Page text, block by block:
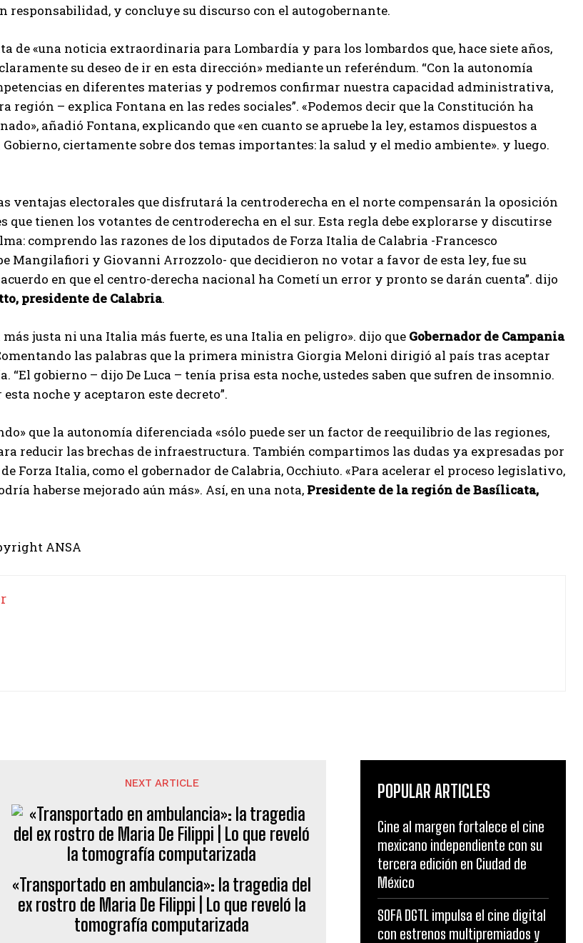
and accept the Privacy Policy
Izer
responsabilidad, y concluye su discurso con el autogobernante.
de «una noticia extraordinaria para Lombardía y para los lombardos que, hace siete años,
su deseo de ir en esta dirección» mediante un referéndum. “Con la autonomía
en diferentes materias y podremos confirmar nuestra capacidad administrativa,
región – explica Fontana en las redes sociales”. «Podemos decir que la Constitución ha
añadió Fontana, explicando que «en cuanto se apruebe la ley, estamos dispuestos a
ciertamente sobre dos temas importantes: la salud y el medio ambiente». y luego.
ventajas electorales que disfrutará la centroderecha en el norte compensarán la oposición
que tienen los votantes de centroderecha en el sur. Esta regla debe explorarse y discutirse
comprendo las razones de los diputados de Forza Italia de Calabria -Francesco
Mangilafiori y Giovanni Arrozzolo- que decidieron no votar a favor de esta ley, fue su
en que el centro-derecha nacional ha Cometí un error y pronto se darán cuenta”. dijo
presidente de Calabria.
más justa ni una Italia más fuerte, es una Italia en peligro». dijo que Gobernador de Campania
las palabras que la primera ministra Giorgia Meloni dirigió al país tras aceptar
“El gobierno – dijo De Luca – tenía prisa esta noche, ustedes saben que sufren de insomnio.
noche y aceptaron este decreto”.
que la autonomía diferenciada «sólo puede ser un factor de reequilibrio de las regiones,
reducir las brechas de infraestructura. También compartimos las dudas ya expresadas por
Forza Italia, como el gobernador de Calabria, Occhiuto. «Para acelerar el proceso legislativo,
haberse mejorado aún más». Así, en una nota, Presidente de la región de Basílicata,
ANSA
NEXT ARTICLE
«Transportado en ambulancia»: la tragedia del
ex rostro de Maria De Filippi | Lo que reveló la
tomografía computarizada
POPULAR ARTICLES
Cine al margen fortalece el cine
mexicano independiente con su
tercera edición en Ciudad de
México
SOFA DGTL impulsa el cine digital
con estrenos multipremiados y